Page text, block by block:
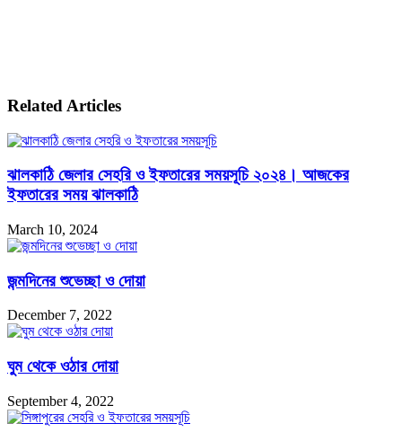
Related Articles
ঝালকাঠি জেলার সেহরি ও ইফতারের সময়সূচি ২০২৪। আজকের
ইফতারের সময় ঝালকাঠি
March 10, 2024
জন্মদিনের শুভেচ্ছা ও দোয়া
December 7, 2022
ঘুম থেকে ওঠার দোয়া
September 4, 2022